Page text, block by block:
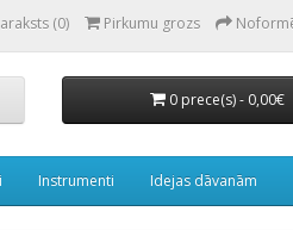
(0) Pirkumu grozs
0 prece(s) - 0,00€
Instrumenti Idejas dāvanām